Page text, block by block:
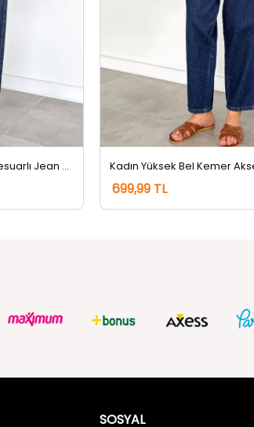
Kadın Yüksek Bel Kemer Aksesuarlı Jean Kot Pantolon Lacivert Tint
699,99 TL
SOSYAL